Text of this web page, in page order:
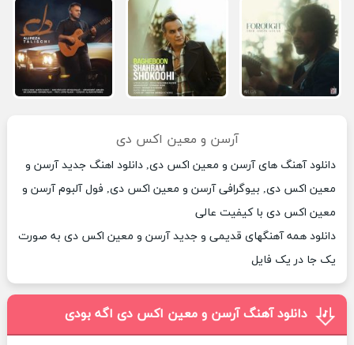
آرسن و معین اکس دی
دانلود آهنگ های آرسن و معین اکس دی, دانلود اهنگ جدید آرسن و
معین اکس دی, بیوگرافی آرسن و معین اکس دی, فول آلبوم آرسن و
معین اکس دی با کیفیت عالی
دانلود همه آهنگهای قدیمی و جدید آرسن و معین اکس دی به صورت
یک جا در یک فایل
دانلود آهنگ آرسن و معین اکس دی اگه بودی